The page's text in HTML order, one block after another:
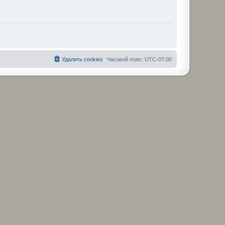
Часовой пояс: UTC-07:00
Удалить cookies